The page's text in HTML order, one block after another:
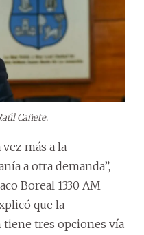
Cañete.
más a la
a otra demanda”,
Boreal 1330 AM
que la
tres opciones vía